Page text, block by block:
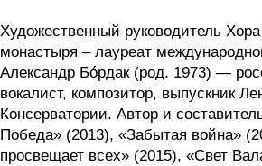
Художественный руководитель
монастыря – лауреат
Александр Бóрдак (род. 1973) —
вокалист, композитор, выпускник
Консерватории. Автор и
Победа» (2013), «Забытая война»
просвещает всех» (2015), «Свет